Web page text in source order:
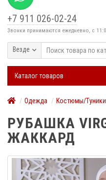
+7 911 026-02-24
Звонки принимаются ежедневно, с
Везде
Каталог товаров
Одежда Костюмы/Туники
РУБАШКА
ЖАККАРД